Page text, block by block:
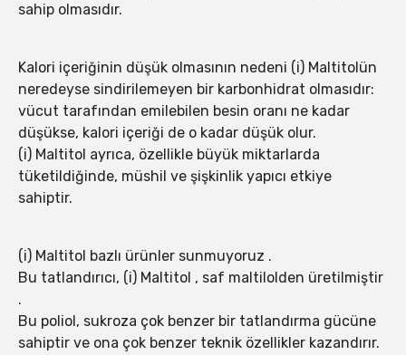
sahip olmasıdır.
Kalori içeriğinin düşük olmasının nedeni (i) Maltitolün
neredeyse sindirilemeyen bir karbonhidrat olmasıdır:
vücut tarafından emilebilen besin oranı ne kadar
düşükse, kalori içeriği de o kadar düşük olur.
(i) Maltitol ayrıca, özellikle büyük miktarlarda
tüketildiğinde, müshil ve şişkinlik yapıcı etkiye
sahiptir.
(i) Maltitol bazlı ürünler sunmuyoruz .
Bu tatlandırıcı, (i) Maltitol , saf maltilolden üretilmiştir
.
Bu poliol, sukroza çok benzer bir tatlandırma gücüne
sahiptir ve ona çok benzer teknik özellikler kazandırır.